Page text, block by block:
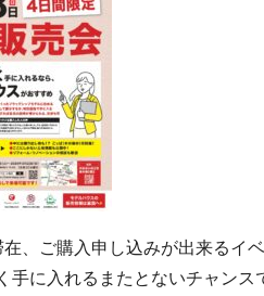
、ご購入申し込みが出来るイ
手に入れるまたとないチャンス